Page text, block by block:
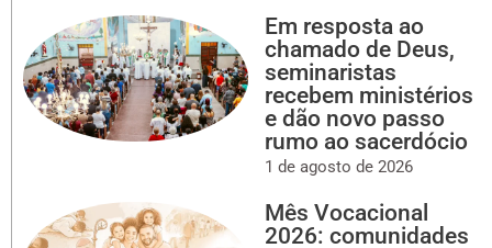
Em resposta ao
chamado de Deus,
seminaristas
recebem ministérios
e dão novo passo
rumo ao sacerdócio
1 de agosto de 2026
Mês Vocacional
2026: comunidades